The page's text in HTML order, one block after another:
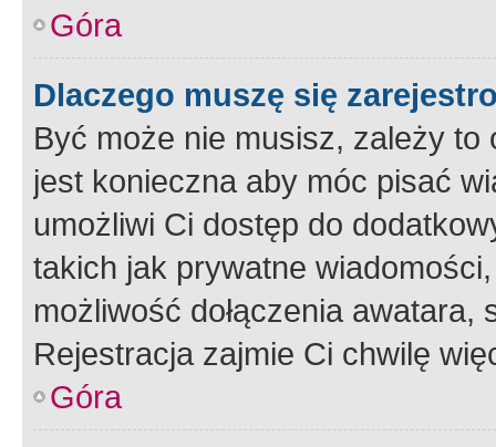
Góra
Dlaczego muszę się
Być może nie musisz, zależy
jest konieczna aby móc pisać
umożliwi Ci dostęp do
takich jak prywatne
możliwość dołączenia
Rejestracja zajmie Ci chwilę
Góra